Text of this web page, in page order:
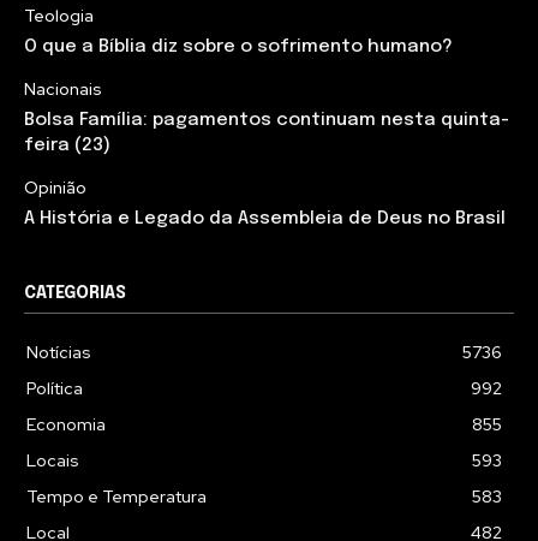
Teologia
O que a Bíblia diz sobre o sofrimento humano?
Nacionais
Bolsa Família: pagamentos continuam nesta quinta-
feira (23)
Opinião
A História e Legado da Assembleia de Deus no Brasil
CATEGORIAS
Notícias
5736
Política
992
Economia
855
Locais
593
Tempo e Temperatura
583
Local
482